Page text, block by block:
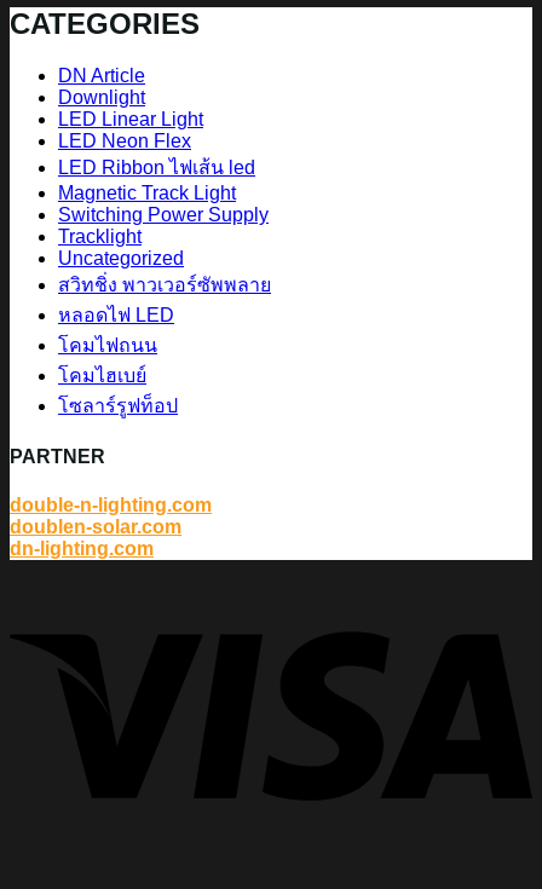
CATEGORIES
DN Article
Downlight
LED Linear Light
LED Neon Flex
LED Ribbon ไฟเส้น led
Magnetic Track Light
Switching Power Supply
Tracklight
Uncategorized
สวิทชิ่ง พาวเวอร์ซัพพลาย
หลอดไฟ LED
โคมไฟถนน
โคมไฮเบย์
โซลาร์รูฟท็อป
PARTNER
double-n-lighting.com
doublen-solar.com
dn-lighting.com